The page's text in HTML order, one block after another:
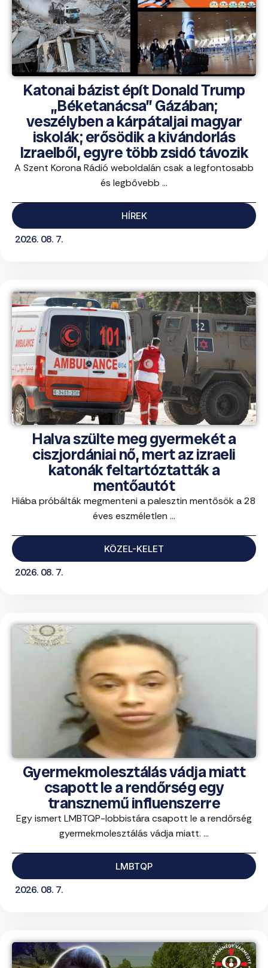
Katonai bázist épít Donald Trump
„Béketanácsa” Gázában;
veszélyben a kárpátaljai magyar
iskolák; erősödik a kivándorlás
Izraelből, egyre több zsidó távozik
A Szent Korona Rádió weboldalán csak a legfontosabb
és legbővebb ...
HÍREK
2026. 08. 7.
Halva szülte meg gyermekét a
ciszjordániai nő, mert az izraeli
katonák feltartóztatták a
mentőautót
Hiába próbálták megmenteni a palesztin mentősök a 28
éves eszméletlen ...
KÖZEL-KELET
2026. 08. 7.
Gyermekmolesztálás vádja miatt
csapott le a rendőrség egy
transznemű influenszerre
Egy ismert LMBTQP-lobbistára csapott le a rendőrség
gyermekmolesztálás vádja miatt. ...
LMBTQP
2026. 08. 7.